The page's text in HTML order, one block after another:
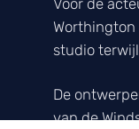
Voor de
studio
De
van de